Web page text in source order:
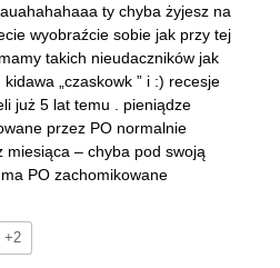
ty chyba żyjesz na
wyobraźcie sobie jak przy tej
takich nieudaczników jak
„czaskowk ” i :) recesje
już 5 lat temu . pieniądze
przez PO normalnie
miesiąca – chyba pod swoją
PO zachomikowane
+2